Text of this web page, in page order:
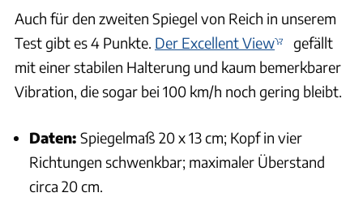
Auch für den zweiten Spiegel von Reich in unserem
Test gibt es 4 Punkte. Der Excellent View
gefällt
mit einer stabilen Halterung und kaum bemerkbarer
Vibration, die sogar bei 100 km/h noch gering bleibt.
Daten: Spiegelmaß 20 x 13 cm; Kopf in vier
Richtungen schwenkbar; maximaler Überstand
circa 20 cm.